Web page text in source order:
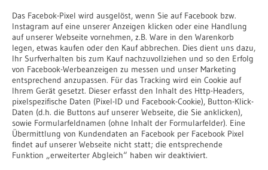
Das Facebok-Pixel wird ausgelöst, wenn Sie auf Facebook bzw.
Instagram auf eine unserer Anzeigen klicken oder eine Handlung
auf unserer Webseite vornehmen, z.B. Ware in den Warenkorb
legen, etwas kaufen oder den Kauf abbrechen. Dies dient uns dazu,
Ihr Surfverhalten bis zum Kauf nachzuvollziehen und so den Erfolg
von Facebook-Werbeanzeigen zu messen und unser Marketing
entsprechend anzupassen. Für das Tracking wird ein Cookie auf
Ihrem Gerät gesetzt. Dieser erfasst den Inhalt des Http-Headers,
pixelspezifische Daten (Pixel-ID und Facebook-Cookie), Button-Klick-
Daten (d.h. die Buttons auf unserer Webseite, die Sie anklicken),
sowie Formularfeldnamen (ohne Inhalt der Formularfelder). Eine
Übermittlung von Kundendaten an Facebook per Facebook Pixel
findet auf unserer Webseite nicht statt; die entsprechende
Funktion „erweiterter Abgleich“ haben wir deaktiviert.